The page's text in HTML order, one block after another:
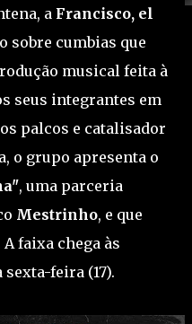
a Francisco, el
sobre cumbias que
musical feita à
seus integrantes em
palcos e catalisador
o grupo apresenta o
, uma parceria
Mestrinho, e que
faixa chega às
feira (17).